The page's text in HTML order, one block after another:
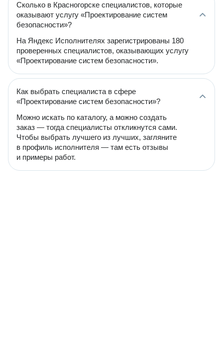
Сколько в Красногорске специалистов, которые
оказывают услугу «Проектирование систем
безопасности»?
На Яндекс Исполнителях зарегистрированы 180
проверенных специалистов, оказывающих услугу
«Проектирование систем безопасности».
Как выбрать специалиста в сфере
«Проектирование систем безопасности»?
Можно искать по каталогу, а можно создать
заказ — тогда специалисты откликнутся сами.
Чтобы выбрать лучшего из лучших, загляните
в профиль исполнителя — там есть отзывы
и примеры работ.